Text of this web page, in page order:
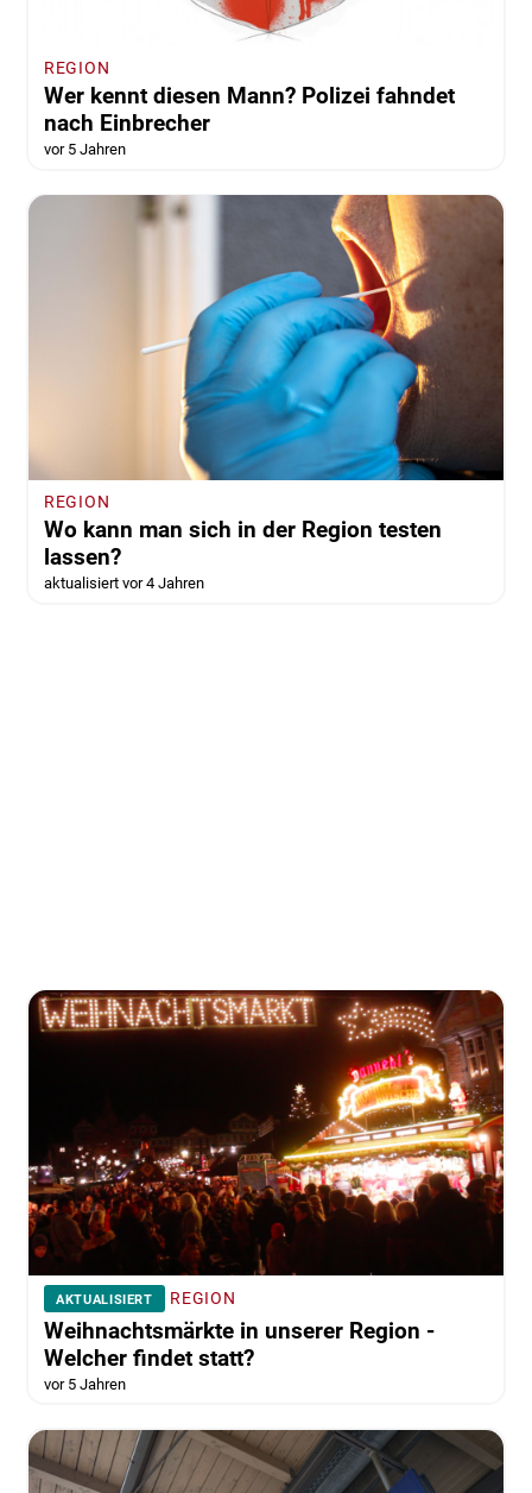
REGION
Wer kennt diesen Mann? Polizei fahndet
nach Einbrecher
vor 5 Jahren
REGION
Wo kann man sich in der Region testen
lassen?
aktualisiert vor 4 Jahren
AKTUALISIERT REGION
Weihnachtsmärkte in unserer Region -
Welcher findet statt?
vor 5 Jahren